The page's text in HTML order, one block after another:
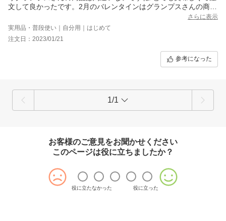
文して良かったです。2月のバレンタインはグランプスさんの商品
さらに表示
実用品・普段使い｜自分用｜はじめて
注文日：2023/01/21
参考になった
1/1
お客様のご意見をお聞かせください
このページは役に立ちましたか？
役に立たなかった 役に立った